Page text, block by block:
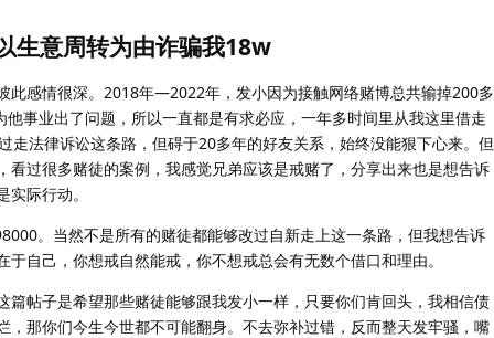
生意周转为由诈骗我18w
此感情很深。2018年—2022年，发小因为接触网络赌博总共输掉200多
事业出了问题，所以一直都是有求必应，一年多时间里从我这里借走
走法律诉讼这条路，但碍于20多年的好友关系，始终没能狠下心来。但
过很多赌徒的案例，我感觉兄弟应该是戒赌了，分享出来也是想告诉
际行动。
。当然不是所有的赌徒都能够改过自新走上这一条路，但我想告诉
自己，你想戒自然能戒，你不想戒总会有无数个借口和理由。
帖子是希望那些赌徒能够跟我发小一样，只要你们肯回头，我相信债
那你们今生今世都不可能翻身。不去弥补过错，反而整天发牢骚，嘴